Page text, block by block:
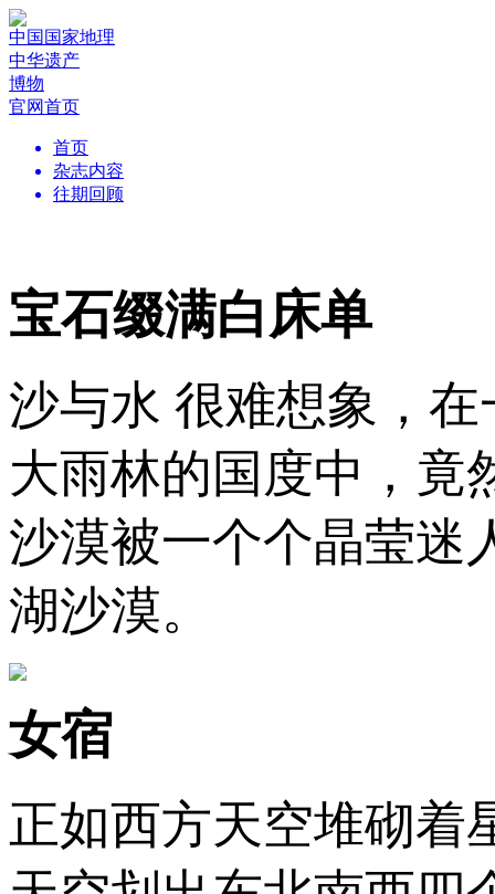
中国国家地理
中华遗产
博物
官网首页
首页
杂志内容
往期回顾
宝石缀满白床单
沙与水 很难想象，
大雨林的国度中，竟
沙漠被一个个晶莹
湖沙漠。
女宿
正如西方天空堆砌着